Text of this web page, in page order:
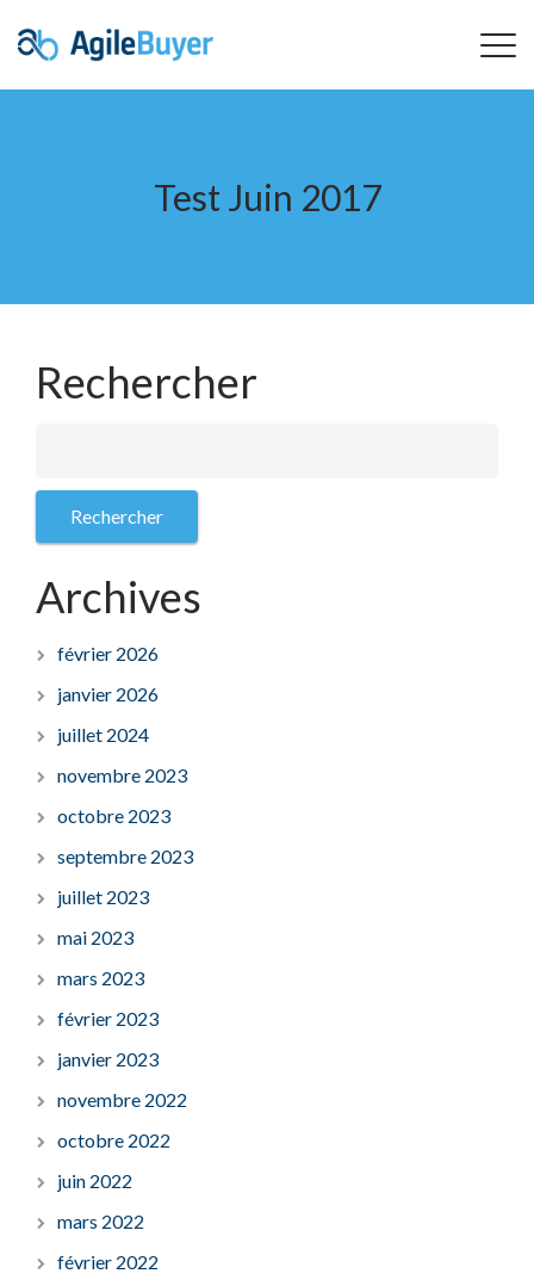
Test Juin 2017
Rechercher
Archives
février 2026
janvier 2026
juillet 2024
novembre 2023
octobre 2023
septembre 2023
juillet 2023
mai 2023
mars 2023
février 2023
janvier 2023
novembre 2022
octobre 2022
juin 2022
mars 2022
février 2022